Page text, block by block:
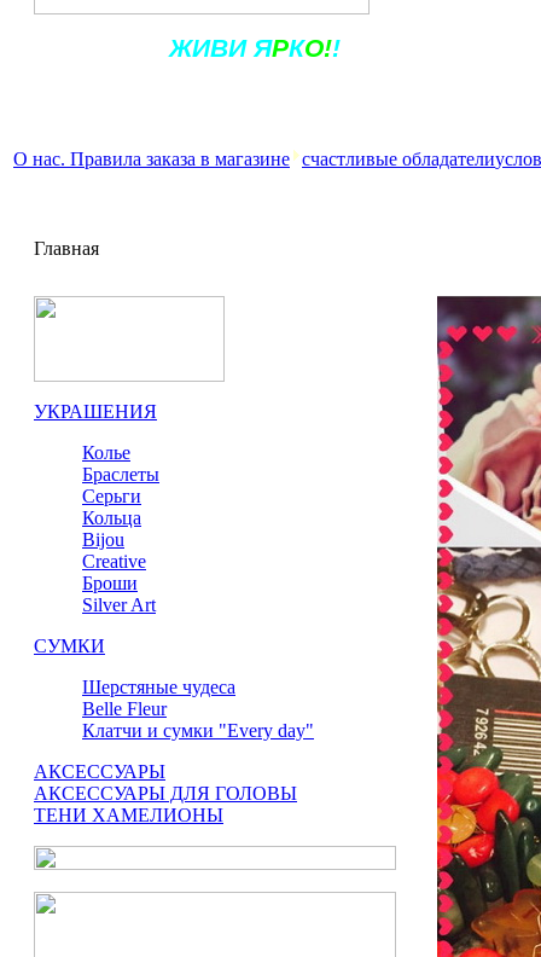
ЖИВИ ЯРКО!!
О нас. Правила заказа в магазине счастливые обладатели
Главная
УКРАШЕНИЯ
Колье
Браслеты
Серьги
Кольца
Bijou
Сreative
Броши
Silver Art
СУМКИ
Шерстяные чудеса
Belle Fleur
Клатчи и сумки "Every day"
АКСЕССУАРЫ
АКСЕССУАРЫ ДЛЯ ГОЛОВЫ
ТЕНИ ХАМЕЛИОНЫ